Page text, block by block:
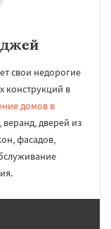
свои недорогие
конструкций в
домов в
веранд, дверей из
фасадов,